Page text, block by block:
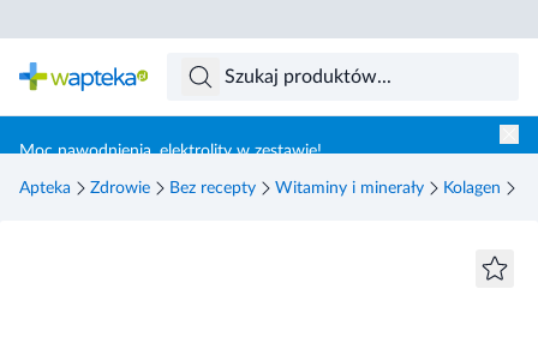
Moc nawodnienia, elektrolity w zestawie!
Apteka Zdrowie Bez recepty Witaminy i minerały Kolagen